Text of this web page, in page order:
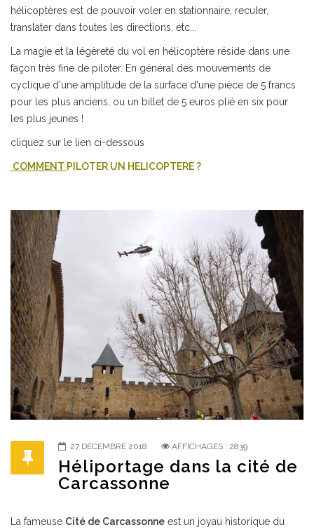
hélicoptères est de pouvoir voler en stationnaire, reculer,
translater dans toutes les directions, etc...
La magie et la légèreté du vol en hélicoptère réside dans une
façon très fine de piloter. En général des mouvements de
cyclique d'une amplitude de la surface d'une pièce de 5 francs
pour les plus anciens, ou un billet de 5 euros plié en six pour
les plus jeunes !
cliquez sur le lien ci-dessous
COMMENT PILOTER UN HELICOPTERE?
27 DÉCEMBRE 2018 AFFICHAGES : 2839
Héliportage dans la cité de
Carcassonne
La fameuse Cité de Carcassonne est un joyau historique du